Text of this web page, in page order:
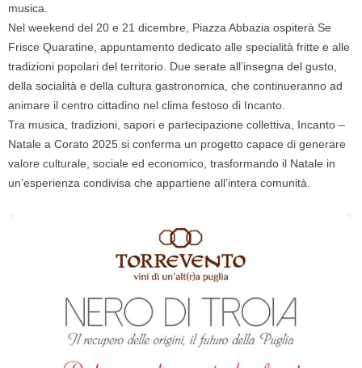
musica.
Nel weekend del 20 e 21 dicembre , Piazza Abbazia ospiterà Se
Frisce Quaratine, appuntamento dedicato alle specialità fritte e alle
tradizioni popolari del territorio. Due serate all’insegna del gusto,
della socialità e della cultura gastronomica, che continueranno ad
animare il centro cittadino nel clima festoso di Incanto.
Tra musica, tradizioni, sapori e partecipazione collettiva, Incanto –
Natale a Corato 2025 si conferma un progetto capace di generare
valore culturale, sociale ed economico, trasformando il Natale in
un’esperienza condivisa che appartiene all’intera comunità.